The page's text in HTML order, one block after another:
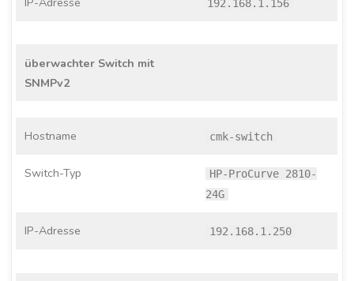
192.168.1.156
überwachter Switch mit
SNMPv2
Hostname cmk-switch
Switch-Typ
HP-ProCurve 2810-
24G
IP-Adresse 192.168.1.250